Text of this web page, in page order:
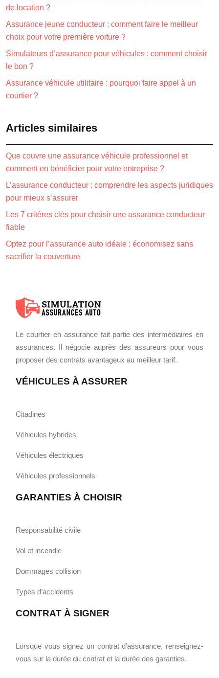
de location ?
Assurance jeune conducteur : comment faire le meilleur
choix pour votre première voiture ?
Simulateurs d’assurance pour véhicules : comment choisir
le bon ?
Assurance véhicule utilitaire : pourquoi faire appel à un
courtier ?
Articles similaires
Que couvre une assurance véhicule professionnel et
comment en bénéficier pour votre entreprise ?
L’assurance conducteur : comprendre les aspects juridiques
pour mieux s’assurer
Les 7 critères clés pour choisir une assurance conducteur
fiable
Optez pour l’assurance auto idéale : économisez sans
sacrifier la couverture
Le courtier en assurance fait partie des intermédiaires en
assurances. Il négocie auprès des assureurs pour vous
proposer des contrats avantageux au meilleur tarif.
VÉHICULES À ASSURER
Citadines
Véhicules hybrides
Véhicules électriques
Véhicules professionnels
GARANTIES À CHOISIR
Responsabilité civile
Vol et incendie
Dommages collision
Types d’accidents
CONTRAT À SIGNER
Lorsque vous signez un contrat d’assurance, renseignez-
vous sur la durée du contrat et la durée des garanties.